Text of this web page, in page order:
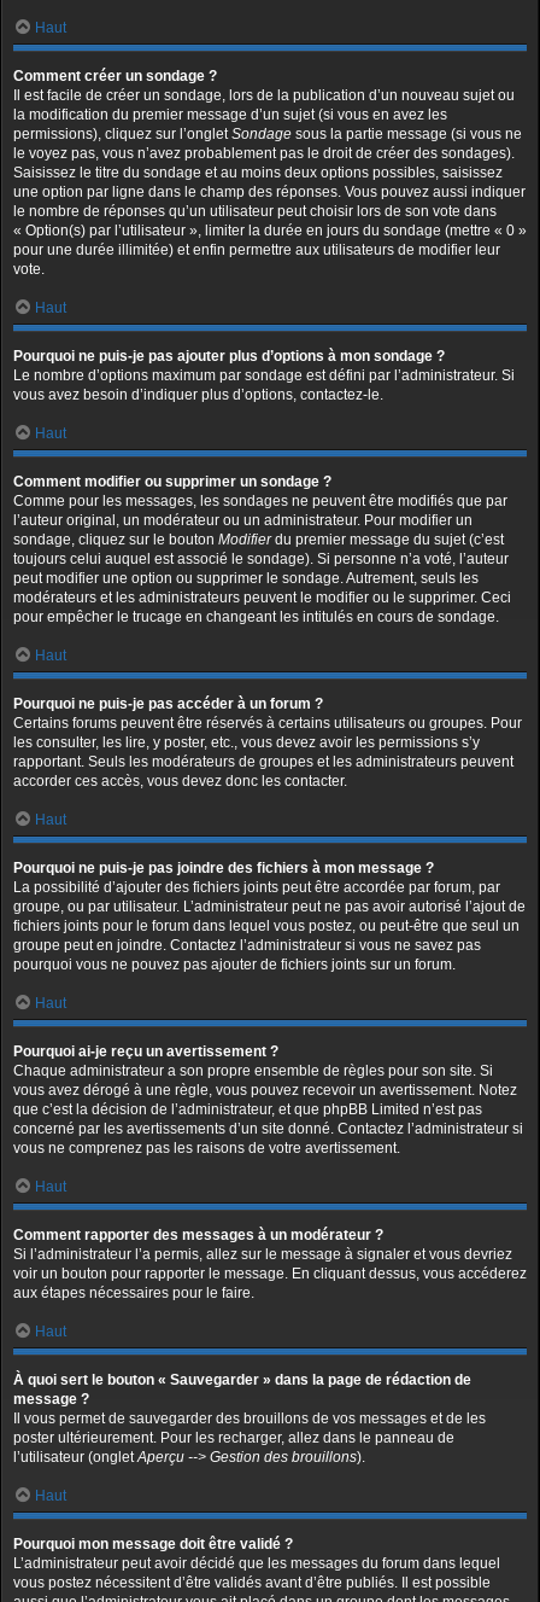
Haut
Comment créer un sondage ?
Il est facile de créer un sondage, lors de la publication d’un nouveau sujet ou
la modification du premier message d’un sujet (si vous en avez les
permissions), cliquez sur l’ongletSondage sous la partie message (si vous ne
le voyez pas, vous n’avez probablement pas le droit de créer des sondages).
Saisissez le titre du sondage et au moins deux options possibles, saisissez
une option par ligne dans le champ des réponses. Vous pouvez aussi indiquer
le nombre de réponses qu’un utilisateur peut choisir lors de son vote dans
« Option(s) par l’utilisateur », limiter la durée en jours du sondage (mettre « 0 »
pour une durée illimitée) et enfin permettre aux utilisateurs de modifier leur
vote.
Haut
Pourquoi ne puis-je pas ajouter plus d’options à mon sondage ?
Le nombre d’options maximum par sondage est défini par l’administrateur. Si
vous avez besoin d’indiquer plus d’options, contactez-le.
Haut
Comment modifier ou supprimer un sondage ?
Comme pour les messages, les sondages ne peuvent être modifiés que par
l’auteur original, un modérateur ou un administrateur. Pour modifier un
sondage, cliquez sur le bouton Modifierdu premier message du sujet (c’est
toujours celui auquel est associé le sondage). Si personne n’a voté, l’auteur
peut modifier une option ou supprimer le sondage. Autrement, seuls les
modérateurs et les administrateurs peuvent le modifier ou le supprimer. Ceci
pour empêcher le trucage en changeant les intitulés en cours de sondage.
Haut
Pourquoi ne puis-je pas accéder à un forum ?
Certains forums peuvent être réservés à certains utilisateurs ou groupes. Pour
les consulter, les lire, y poster, etc., vous devez avoir les permissions s’y
rapportant. Seuls les modérateurs de groupes et les administrateurs peuvent
accorder ces accès, vous devez donc les contacter.
Haut
Pourquoi ne puis-je pas joindre des fichiers à mon message ?
La possibilité d’ajouter des fichiers joints peut être accordée par forum, par
groupe, ou par utilisateur. L’administrateur peut ne pas avoir autorisé l’ajout de
fichiers joints pour le forum dans lequel vous postez, ou peut-être que seul un
groupe peut en joindre. Contactez l’administrateur si vous ne savez pas
pourquoi vous ne pouvez pas ajouter de fichiers joints sur un forum.
Haut
Pourquoi ai-je reçu un avertissement ?
Chaque administrateur a son propre ensemble de règles pour son site. Si
vous avez dérogé à une règle, vous pouvez recevoir un avertissement. Notez
que c’est la décision de l’administrateur, et que phpBB Limited n’est pas
concerné par les avertissements d’un site donné. Contactez l’administrateur si
vous ne comprenez pas les raisons de votre avertissement.
Haut
Comment rapporter des messages à un modérateur ?
Si l’administrateur l’a permis, allez sur le message à signaler et vous devriez
voir un bouton pour rapporter le message. En cliquant dessus, vous accéderez
aux étapes nécessaires pour le faire.
Haut
À quoi sert le bouton « Sauvegarder » dans la page de rédaction de
message ?
Il vous permet de sauvegarder des brouillons de vos messages et de les
poster ultérieurement. Pour les recharger, allez dans le panneau de
l’utilisateur (ongletAperçu --> Gestion des brouillons).
Haut
Pourquoi mon message doit être validé ?
L’administrateur peut avoir décidé que les messages du forum dans lequel
vous postez nécessitent d’être validés avant d’être publiés. Il est possible